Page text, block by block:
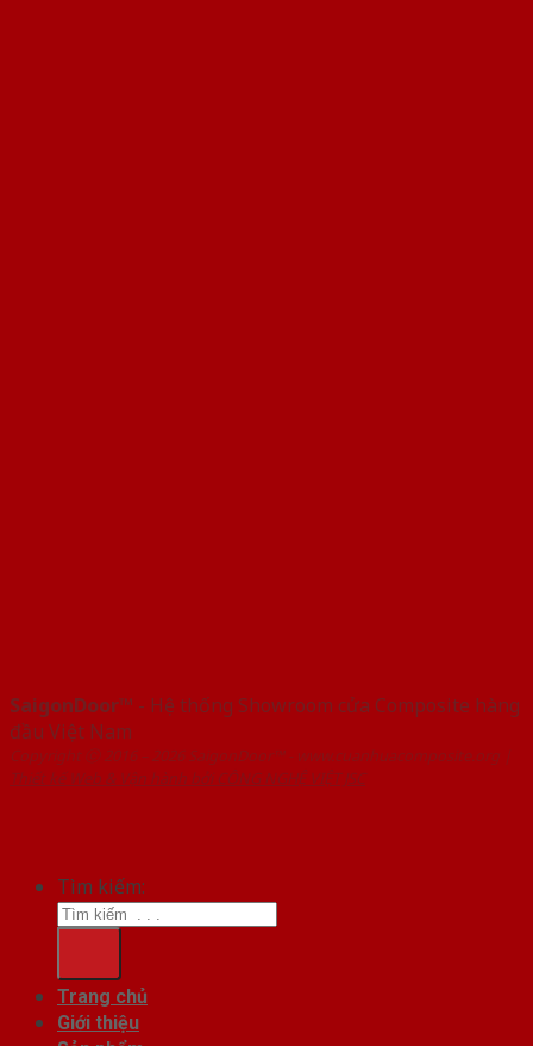
SaigonDoor™ - Hệ thống Showroom cửa Composite hàng
đầu Việt Nam
Copyright ⓒ 2016 – 2026 SaigonDoor™ - www.cuanhuacomposite.org |
Thiết kế Web & Vận hành bởi CÔNG NGHỆ VIỆT JSC
Tìm kiếm:
Trang chủ
Giới thiệu